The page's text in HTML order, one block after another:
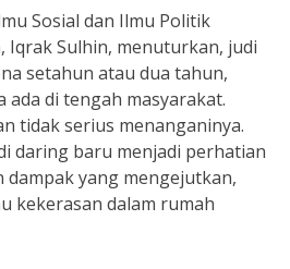
Sosial dan Ilmu Politik
Iqrak Sulhin, menuturkan, judi
setahun atau dua tahun,
ada di tengah masyarakat.
tidak serius menanganinya.
daring baru menjadi perhatian
dampak yang mengejutkan,
kekerasan dalam rumah